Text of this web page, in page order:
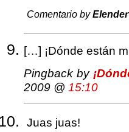
Comentario byElender
[…] ¡Dónde están
Pingback by
2009 @ 15:10
Juas juas!